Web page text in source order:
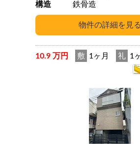
構造
鉄骨造
10.9 万円 敷 1ヶ月 礼 1